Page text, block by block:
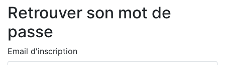
Retrouver son mot de
passe
Email d'inscription